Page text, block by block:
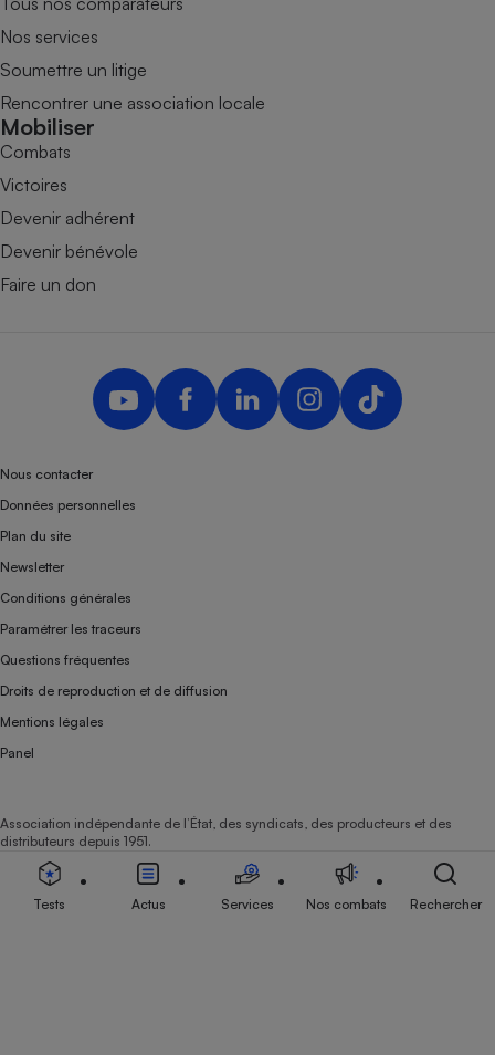
Nos services
Soumettre un litige
Rencontrer une association locale
Mobiliser
Combats
Victoires
Devenir adhérent
Devenir bénévole
Faire un don
Nous contacter
Données personnelles
Plan du site
Newsletter
Conditions générales
Paramétrer les traceurs
Questions fréquentes
Droits de reproduction et de diffusion
Mentions légales
Panel
Association indépendante de l’État, des syndicats, des producteurs et des
distributeurs depuis 1951.
Tests Actus Services Nos combats Rechercher